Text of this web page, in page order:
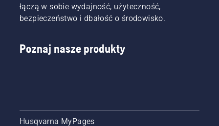
łączą w sobie wydajność, użyteczność,
bezpieczeństwo i dbałość o środowisko.
Poznaj nasze produkty
Husqvarna MyPages